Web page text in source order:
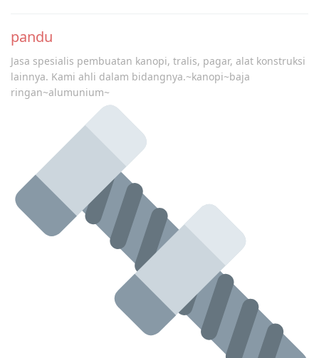
pandu
Jasa spesialis pembuatan kanopi, tralis, pagar, alat konstruksi
lainnya. Kami ahli dalam bidangnya.~kanopi~baja
ringan~alumunium~